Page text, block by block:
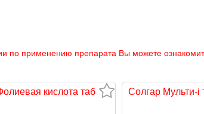
по применению препарата Вы можете
кислота таб
Солгар Мульти-